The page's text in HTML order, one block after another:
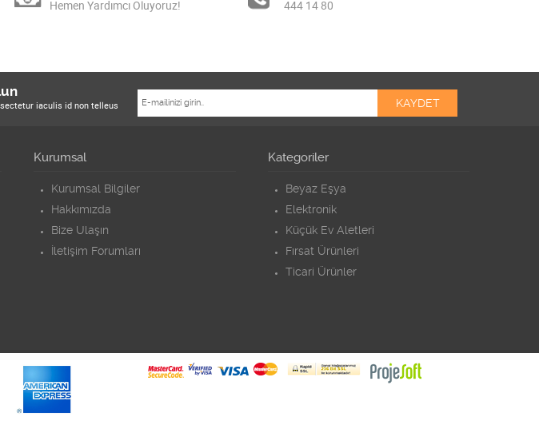
Hemen Yardımcı Oluyoruz! 444 14 80
iaculis id non telleus
Kurumsal
Kurumsal Bilgiler
Hakkımızda
Bize Ulaşın
İletişim Forumları
Kategoriler
Beyaz Eşya
Elektronik
Küçük Ev Aletleri
Fırsat Ürünleri
Ticari Ürünler